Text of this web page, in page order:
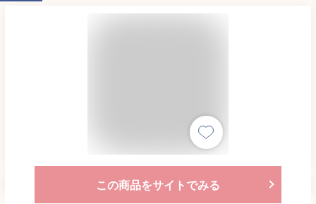
この商品をサイトでみる